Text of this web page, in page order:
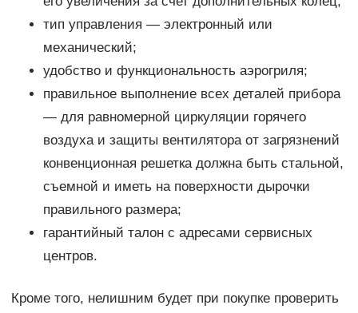
тип управления — электронный или
механический;
удобство и функциональность аэрогриля;
правильное выполнение всех деталей прибора
— для равномерной циркуляции горячего
воздуха и защиты вентилятора от загрязнений
конвенционная решетка должна быть стальной,
съемной и иметь на поверхности дырочки
правильного размера;
гарантийный талон с адресами сервисных
центров.
Кроме того, нелишним будет при покупке проверить